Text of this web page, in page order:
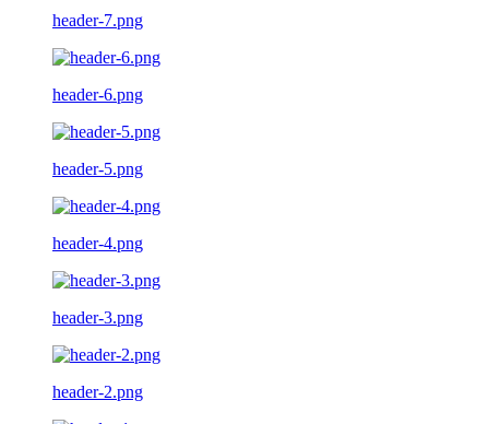
header-7.png
header-6.png
header-5.png
header-4.png
header-3.png
header-2.png